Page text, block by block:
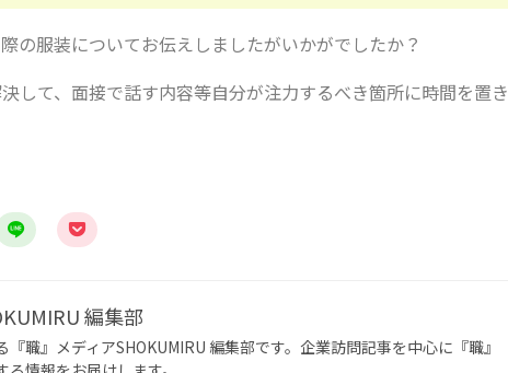
の服装についてお伝えしましたがいかがでしたか？
して、面接で話す内容等自分が注力するべき箇所に時間を置き
編集部
『職』メディアSHOKUMIRU 編集部です。企業訪問記事を中心に『職』